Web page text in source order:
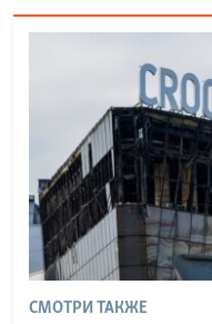
СМОТРИ ТАКЖЕ